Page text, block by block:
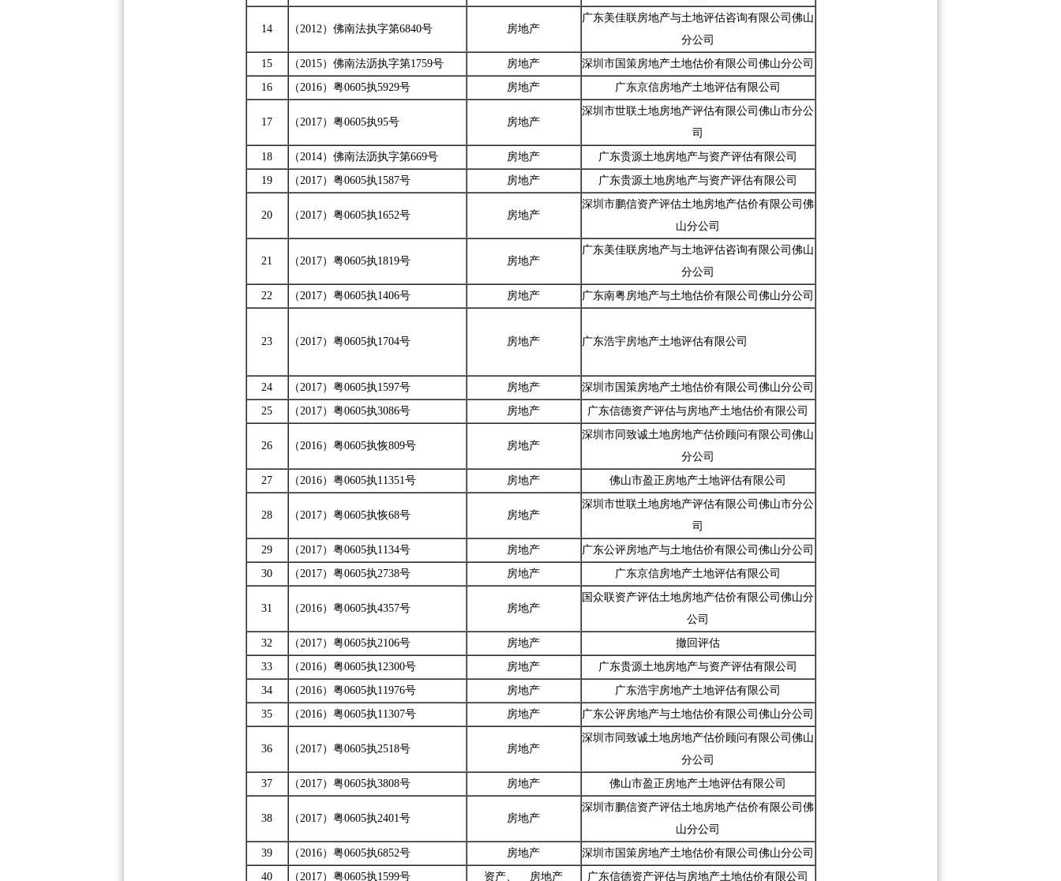
14 （2012）佛南法执字第6840号 房地产
广东美佳联房地产与土地评估咨询有限公司佛山
分公司
15
（2015）佛南法沥执字第1759号 房地产
深圳市国策房地产土地估价有限公司佛山分公司
16
（2016）粤0605执5929号 房地产 广东京信房地产土地评估有限公司
17 （2017）粤0605执95号 房地产
深圳市世联土地房地产评估有限公司佛山市分公
司
18
（2014）佛南法沥执字第669号 房地产
广东贵源土地房地产与资产评估有限公司
19
（2017）粤0605执1587号 房地产 广东贵源土地房地产与资产评估有限公司
20 （2017）粤0605执1652号 房地产
深圳市鹏信资产评估土地房地产估价有限公司佛
山分公司
21 （2017）粤0605执1819号 房地产
广东美佳联房地产与土地评估咨询有限公司佛山
分公司
22
（2017）粤0605执1406号 房地产 广东南粤房地产与土地估价有限公司佛山分公司
23 （2017）粤0605执1704号 房地产 广东浩宇房地产土地评估有限公司
24 （2017）粤0605执1597号 房地产
深圳市国策房地产土地估价有限公司佛山分公司
25
（2017）粤0605执3086号 房地产 广东信德资产评估与房地产土地估价有限公司
26 （2016）粤0605执恢809号 房地产
深圳市同致诚土地房地产估价顾问有限公司佛山
分公司
27
（2016）粤0605执11351号 房地产 佛山市盈正房地产土地评估有限公司
28 （2017）粤0605执恢68号 房地产
深圳市世联土地房地产评估有限公司佛山市分公
司
29
（2017）粤0605执1134号 房地产
广东公评房地产与土地估价有限公司佛山分公司
30
（2017）粤0605执2738号 房地产 广东京信房地产土地评估有限公司
31 （2016）粤0605执4357号 房地产
国众联资产评估土地房地产估价有限公司佛山分
公司
32
（2017）粤0605执2106号 房地产
撤回评估
33
（2016）粤0605执12300号 房地产
广东贵源土地房地产与资产评估有限公司
34
（2016）粤0605执11976号 房地产
广东浩宇房地产土地评估有限公司
35
（2016）粤0605执11307号 房地产 广东公评房地产与土地估价有限公司佛山分公司
36 （2017）粤0605执2518号 房地产
深圳市同致诚土地房地产估价顾问有限公司佛山
分公司
37
（2017）粤0605执3808号 房地产 佛山市盈正房地产土地评估有限公司
38 （2017）粤0605执2401号 房地产
深圳市鹏信资产评估土地房地产估价有限公司佛
山分公司
39
（2016）粤0605执6852号 房地产
深圳市国策房地产土地估价有限公司佛山分公司
40
（2017）粤0605执1599号 资产、 房地产 广东信德资产评估与房地产土地估价有限公司